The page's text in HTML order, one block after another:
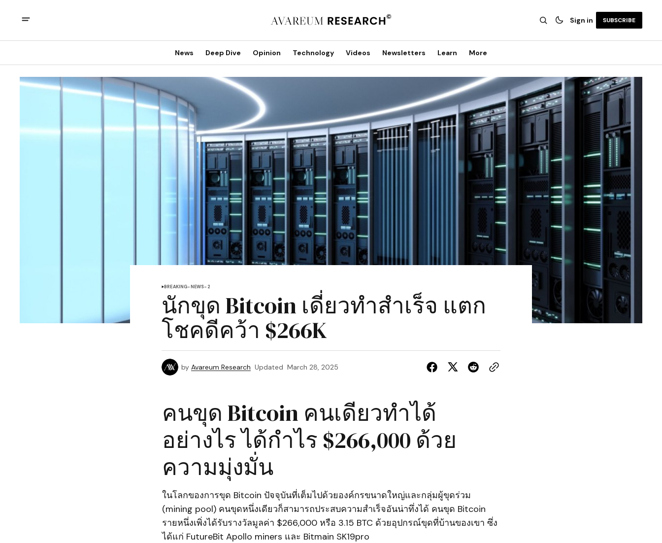
Sign in SUBSCRIBE
News Deep Dive Opinion Technology Videos Newsletters Learn More
BREAKING-NEWS-2
นักขุด Bitcoin เดี่ยวทำสำเร็จ แตก
โชคดีคว้า $266K
by Avareum Research Updated March 28, 2025
คนขุด Bitcoin คนเดียวทำได้
อย่างไร ได้กำไร $266,000 ด้วย
ความมุ่งมั่น
ในโลกของการขุด Bitcoin ปัจจุบันที่เต็มไปด้วยองค์กรขนาดใหญ่และกลุ่มผู้ขุดร่วม
(mining pool) คนขุดหนึ่งเดียวก็สามารถประสบความสำเร็จอันน่าทึ่งได้ คนขุด Bitcoin
รายหนึ่งเพิ่งได้รับรางวัลมูลค่า $266,000 หรือ 3.15 BTC ด้วยอุปกรณ์ขุดที่บ้านของเขา ซึ่ง
ได้แก่ FutureBit Apollo miners และ Bitmain SK19pro